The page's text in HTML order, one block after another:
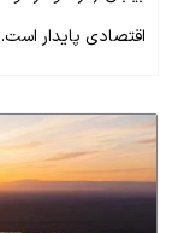
اقتصادی پایدار است.